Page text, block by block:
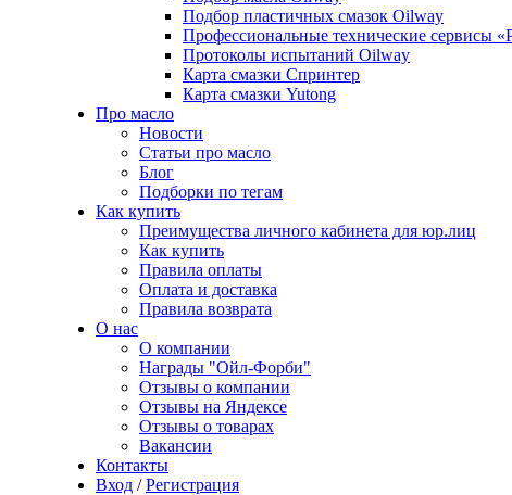
Подбор пластичных смазок Oilway
Профессиональные технические сервисы
Протоколы испытаний Oilway
Карта смазки Спринтер
Карта смазки Yutong
Про масло
Новости
Статьи про масло
Блог
Подборки по тегам
Как купить
Преимущества личного кабинета для юр.лиц
Как купить
Правила оплаты
Оплата и доставка
Правила возврата
О нас
О компании
Награды "Ойл-Форби"
Отзывы о компании
Отзывы на Яндексе
Отзывы о товарах
Вакансии
Контакты
Вход / Регистрация